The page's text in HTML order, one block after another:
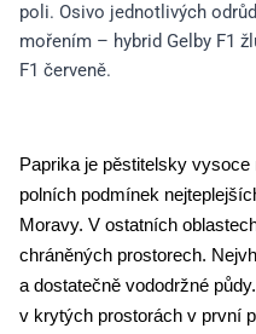
poli. Osivo jednotlivých
mořením – hybrid Gelby F1
F1 červeně.
Paprika je pěstitelsky vysoce
polních podmínek
Moravy. V ostatních
chráněných prostorech.
a dostatečně vododržné
v krytých prostorách v první